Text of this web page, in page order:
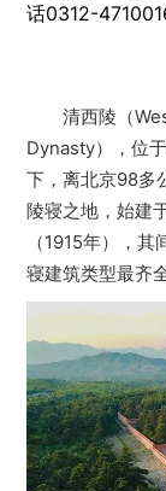
话0312-
清西陵（
Dynasty），位
下，离北京98多
陵寝之地，始建
（1915年），
寝建筑类型最齐